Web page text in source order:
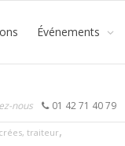
Événements
nous 01 42 71 40 79
, traiteur,